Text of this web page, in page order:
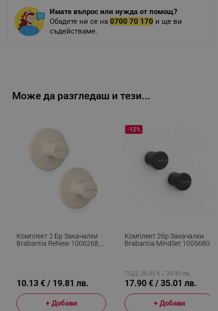
Имате въпрос или нужда от помощ?
Обадете ни се на 0700 70 170 и ще ви
съдействаме.
Може да разгледаш и тези...
Комплект 2 Бр Закачалки
Brabantia ReNew 1006268,
10.13 € / 19.81 лв.
+ Добави
Комплект 2бр Закачалки
Brabantia MindSet 1005680,
Тъмносив
-12%
ПЦД: 20.40 € / 39.90 лв.
17.90 € / 35.01 лв.
+ Добави